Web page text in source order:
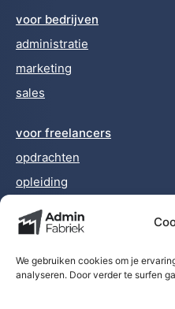
We gebruiken cookies om je
analyseren. Door verder te surfen
voor bedrijven
administratie
marketing
sales
voor freelancers
opdrachten
opleiding
nieuws
contact